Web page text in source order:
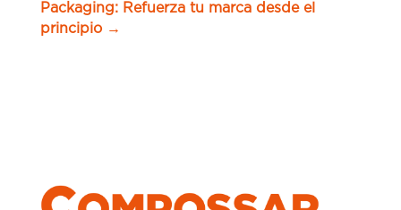
Packaging: Refuerza tu marca desde el
principio→